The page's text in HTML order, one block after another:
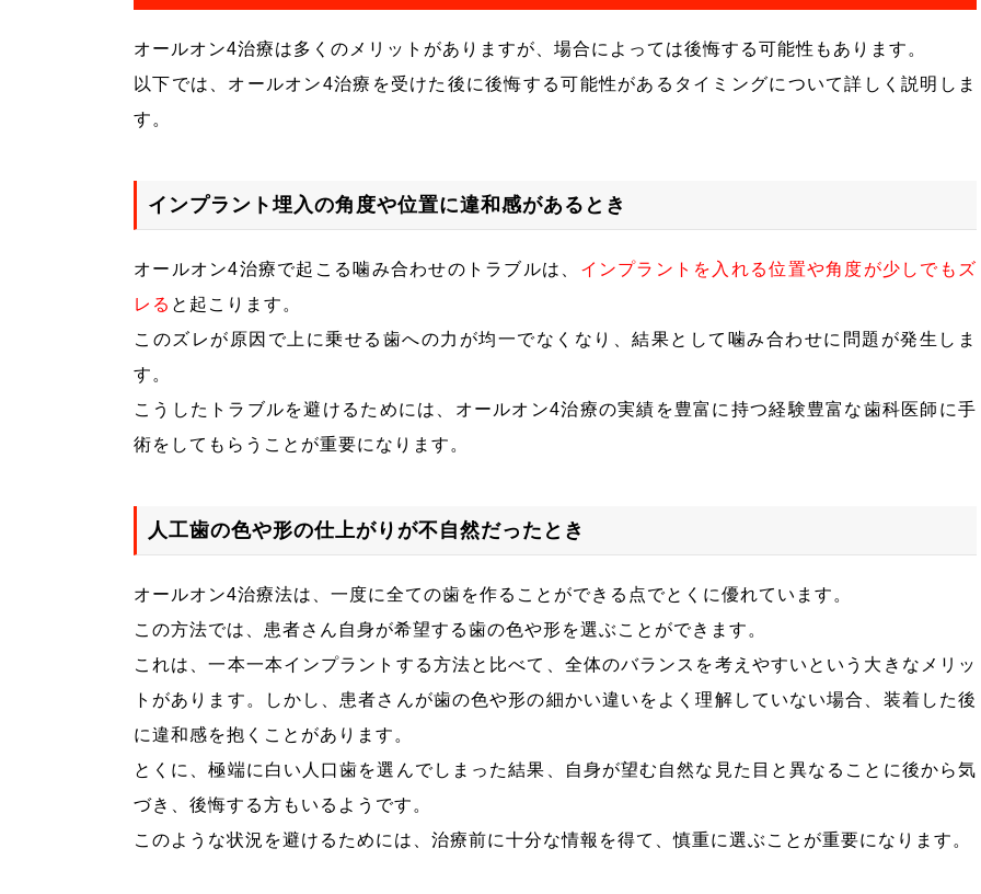
オールオン4治療は多くのメリットがありますが、場合によっては後悔する可能性もあります。
以下では、オールオン4治療を受けた後に後悔する可能性があるタイミングについて詳しく説明しま
す。
インプラント埋入の角度や位置に違和感があるとき
オールオン4治療で起こる噛み合わせのトラブルは、 インプラントを入れる位置や角度が少しでもズ
レる と起こります。
このズレが原因で上に乗せる歯への力が均一でなくなり、結果として噛み合わせに問題が発生しま
す。
こうしたトラブルを避けるためには、オールオン4治療の実績を豊富に持つ経験豊富な歯科医師に手
術をしてもらうことが重要になります。
人工歯の色や形の仕上がりが不自然だったとき
オールオン4治療法は、一度に全ての歯を作ることができる点でとくに優れています。
この方法では、患者さん自身が希望する歯の色や形を選ぶことができます。
これは、一本一本インプラントする方法と比べて、全体のバランスを考えやすいという大きなメリッ
トがあります。しかし、患者さんが歯の色や形の細かい違いをよく理解していない場合、装着した後
に違和感を抱くことがあります。
とくに、極端に白い人口歯を選んでしまった結果、自身が望む自然な見た目と異なることに後から気
づき、後悔する方もいるようです。
このような状況を避けるためには、治療前に十分な情報を得て、慎重に選ぶことが重要になります。